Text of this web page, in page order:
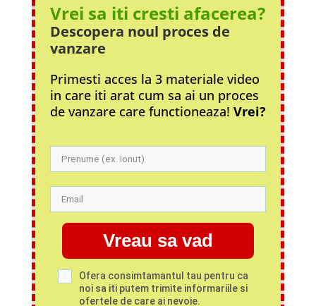
Vrei sa iti cresti afacerea?
Descopera noul procesde
vanzare
Primesti acces la 3 materiale video
in care iti arat cum sa ai un proces
de vanzare care functioneaza! Vrei?
Vreau sa vad
Ofera consimtamantul tau pentru ca
noi sa iti putem trimite informariile si
ofertele de care ai nevoie.